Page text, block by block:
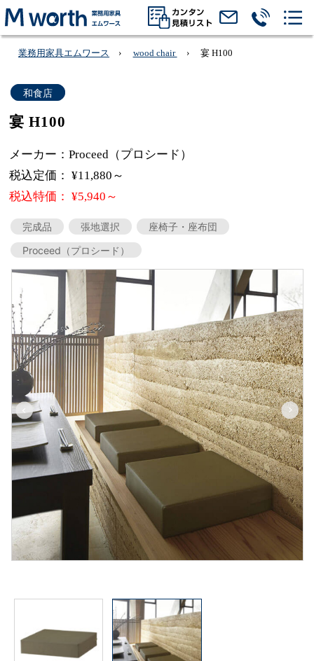
業務用家具エムワース wood chair 宴 H100
和食店
宴 H100
メーカー：Proceed（プロシード）
税込定価： ¥11,880～
税込特価： ¥5,940～
完成品 張地選択
座椅子・座布団
Proceed（プロシード）